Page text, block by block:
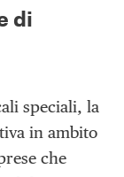
di
speciali, la
in ambito
che